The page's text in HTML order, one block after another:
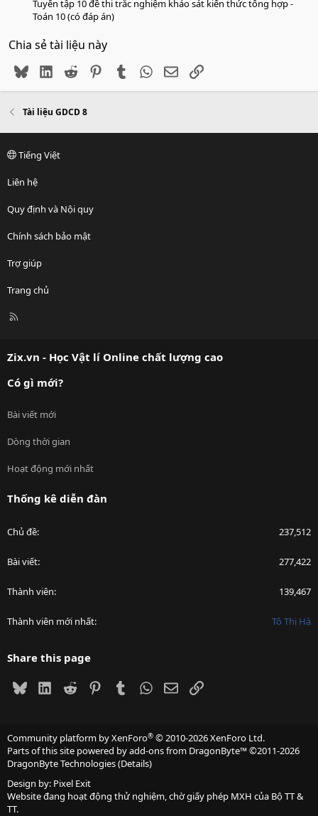
Tuyển tập 10 đề thi trắc nghiệm khảo sát kiến thức tổng hợp -
Toán 10 (có đáp án)
Chia sẻ tài liệu này
BlueskyLinkedIn
Reddit PinterestTumblr WhatsApp
EmailLink
Tài liệu GDCD 8
Tiếng Việt
Liên hệ
Quy định và Nội quy
Chính sách bảo mật
Trợ giúp
Trang chủ
R
Zix.vn - Học Vật lí Online chất lượng cao
Có gì mới?
Bài viết mới
Dòng thời gian
Hoạt động mới nhất
Thống kê diễn đàn
Chủ đề 237,512
Bài viết 277,422
Thành viên 139,467
Thành viên mới nhất Tô Thị Hà
Share this page
BlueskyLinkedIn
Reddit PinterestTumblrWhatsApp
EmailLink
Community platform by XenForo® © 2010-2026 XenForo Ltd.
Parts of this site powered byadd-ons from DragonByte™©2011-2026
DragonByte Technologies(Details)
Design by: Pixel Exit
Website đang hoạt động thử nghiệm, chờ giấy phép MXH của Bộ TT &
TT.